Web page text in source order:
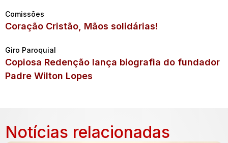
Comissões
Coração Cristão, Mãos solidárias!
Giro Paroquial
Copiosa Redenção lança biografia do fundador
Padre Wilton Lopes
Notícias relacionadas